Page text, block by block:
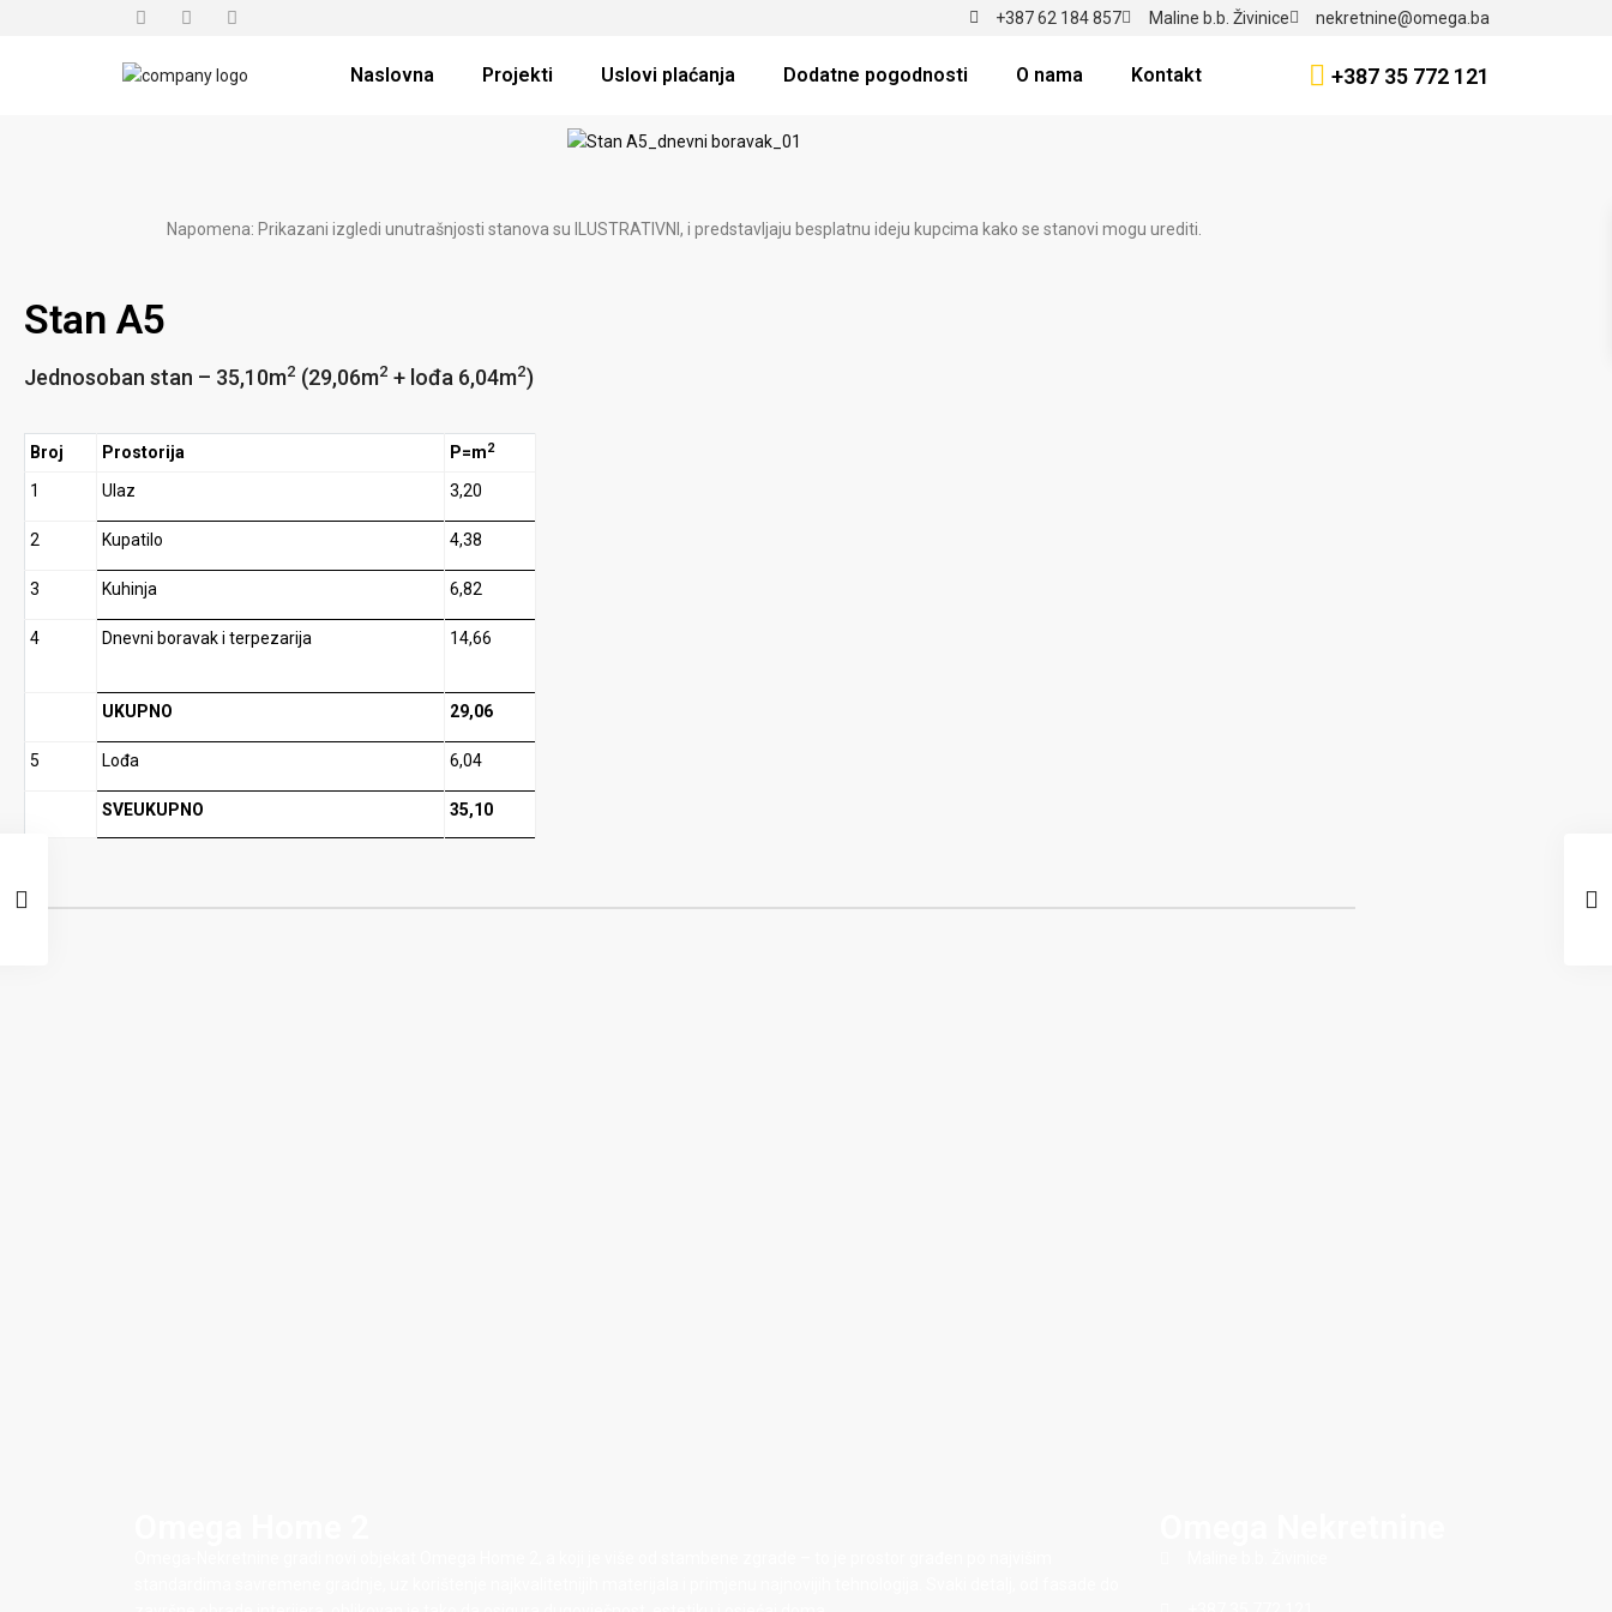
+387 62 184 857 Maline b.b. Živinice nekretnine@omega.ba
Naslovna Projekti Uslovi plaćanja Dodatne pogodnosti O nama Kontakt +387 35 772 121
Napomena: Prikazani izgledi unutrašnjosti stanova su ILUSTRATIVNI, i predstavljaju besplatnu ideju kupcima kako se stanovi mogu urediti.
Stan A5
Jednosoban stan – 35,10m2 (29,06m2 + lođa 6,04m2)
Broj Prostorija P=m2
1 Ulaz 3,20
2 Kupatilo 4,38
3 Kuhinja 6,82
4 Dnevni boravak i terpezarija 14,66
UKUPNO 29,06
5 Lođa 6,04
SVEUKUPNO 35,10